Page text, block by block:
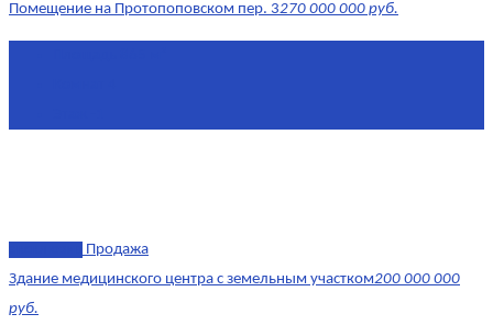
Помещение на Протопоповском пер. 3270 000 000 руб.
Продажа
Здание медицинского центра с земельным участком200 000 000
руб.